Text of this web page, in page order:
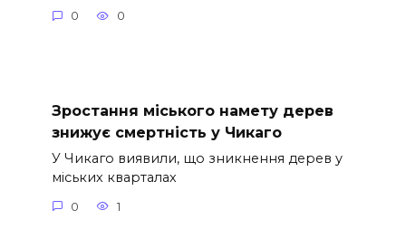
0 0
Зростання міського намету дерев
знижує смертність у Чикаго
У Чикаго виявили, що зникнення дерев у
міських кварталах
0 1